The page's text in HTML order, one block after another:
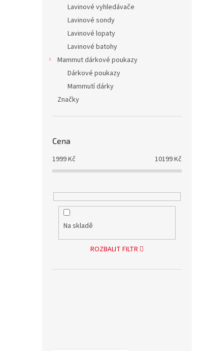
Lavinové vyhledávače
Lavinové sondy
Lavinové lopaty
Lavinové batohy
Mammut dárkové poukazy
Dárkové poukazy
Mammutí dárky
Značky
Cena
1999Kč 10199Kč
Na skladě
ROZBALIT FILTR